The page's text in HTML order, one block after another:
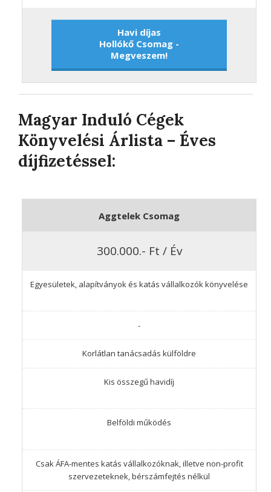
Havi díjas
Hollókő Csomag -
Megveszem!
Magyar Induló Cégek
Könyvelési Árlista – Éves
díjfizetéssel:
Aggtelek Csomag
300.000.- Ft / Év
Egyesületek, alapítványok és katás vállalkozók könyvelése
-
Korlátlan tanácsadás külföldre
Kis összegű havidíj
Belföldi működés
Csak ÁFA-mentes katás vállalkozóknak, illetve non-profit
szervezeteknek, bérszámfejtés nélkül